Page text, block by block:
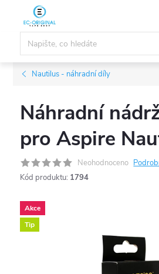
obsah
Nautilus - náhradní díly
Náhradní
pro Aspire
Neohodnoceno
Kód produktu: 1794
Akce
Tip